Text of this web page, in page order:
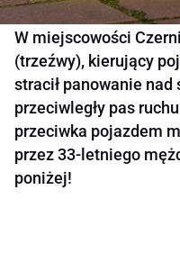
W miejscowości
(trzeźwy), kierujący
stracił panowanie
przeciwległy pas
przeciwka pojazdem
przez 33-letniego
poniżej!